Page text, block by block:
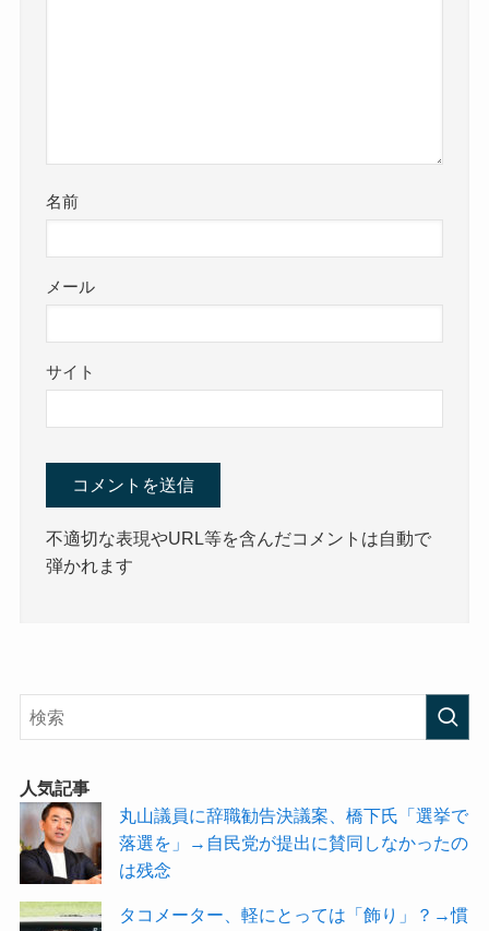
名前
メール
サイト
不適切な表現やURL等を含んだコメントは自動で
弾かれます
人気記事
丸山議員に辞職勧告決議案、橋下氏「選挙で
落選を」→自民党が提出に賛同しなかったの
は残念
タコメーター、軽にとっては「飾り」？→慣